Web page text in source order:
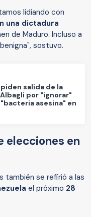
lidiando con
una dictadura
de Maduro. Incluso a
sostuvo.
salida de la
por "ignorar"
asesina" en
elecciones en
también se refirió a las
el próximo 28